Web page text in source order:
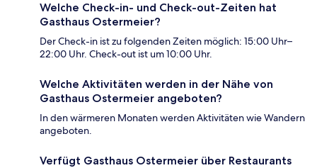
Welche Check-in- und Check-out-Zeiten hat
Gasthaus Ostermeier?
Der Check-in ist zu folgenden Zeiten möglich: 15:00 Uhr–
22:00 Uhr. Check-out ist um 10:00 Uhr.
Welche Aktivitäten werden in der Nähe von
Gasthaus Ostermeier angeboten?
In den wärmeren Monaten werden Aktivitäten wie Wandern
angeboten.
Verfügt Gasthaus Ostermeier über Restaurants